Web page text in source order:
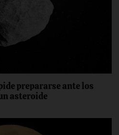
prepararse ante los
asteroide